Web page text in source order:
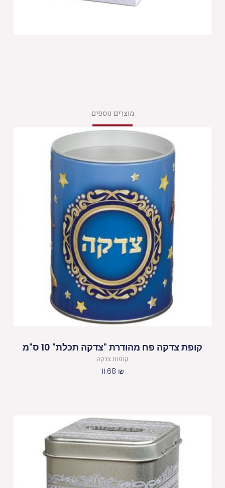
מוצרים נוספים
קופת צדקה פח מהודרת "צדקה תכלת" 10 ס"מ
קופות צדקה
11.68 ₪